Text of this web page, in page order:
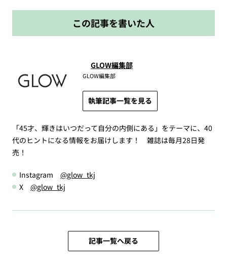
この記事を書いた人
GLOW編集部
GLOW編集部
執筆記事一覧を見る
「45才、輝きはいつだって自分の内側にある」をテーマに、40
代のヒントになる情報をお届けします！ 雑誌は毎月28日発
売！
Instagram @glow_tkj
X @glow_tkj
記事一覧へ戻る